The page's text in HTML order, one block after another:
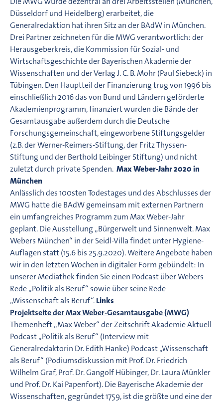
Düsseldorf und Heidelberg) erarbeitet, die
Generalredaktion hat ihren Sitz an der BAdW in München.
Drei Partner zeichneten für die MWG verantwortlich: der
Herausgeberkreis, die Kommission für Sozial- und
Wirtschaftsgeschichte der Bayerischen Akademie der
Wissenschaften und der Verlag J. C. B. Mohr (Paul Siebeck) in
Tübingen. Den Hauptteil der Finanzierung trug von 1996 bis
einschließlich 2016 das von Bund und Ländern geförderte
Akademienprogramm, finanziert wurden die Bände der
Gesamtausgabe außerdem durch die Deutsche
Forschungs­gemein­schaft, eingeworbene Stiftungsgelder
(z.B. der Werner-Reimers-Stiftung, der Fritz Thyssen-
Stiftung und der Berthold Leibinger Stiftung) und nicht
zuletzt durch private Spenden. Max Weber-Jahr 2020 in
München
Anlässlich des 100sten Todestages und des Abschlusses der
MWG hatte die BAdW gemeinsam mit externen Partnern
ein umfangreiches Programm zum Max Weber-Jahr
geplant. Die Ausstellung „Bürgerwelt und Sinnenwelt. Max
Webers München“ in der Seidl-Villa findet unter Hygiene-
Auflagen statt (15.6 bis 25.9.2020). Weitere Angebote haben
wir in den letzten Wochen in digitaler Form gebündelt: In
unserer Mediathek finden Sie einen Podcast über Webers
Rede „Politik als Beruf“ sowie über seine Rede
„Wissenschaft als Beruf“.Links
Projektseite der Max Weber-Gesamtausgabe (MWG)
Themenheft „Max Weber“ der Zeitschrift Akademie Aktuell
Podcast „Politik als Beruf“ (Interview mit
Generalredaktorin Dr. Edith Hanke) Podcast „Wissenschaft
als Beruf“ (Podiumsdiskussion mit Prof. Dr. Friedrich
Wilhelm Graf, Prof. Dr. Gangolf Hübinger, Dr. Laura Münkler
und Prof. Dr. Kai Papenfort). Die Bayerische Akademie der
Wissenschaften, gegründet 1759, ist die größte und eine der